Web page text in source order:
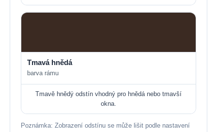
Tmavá hnědá
barva rámu
Tmavě hnědý odstín vhodný pro hnědá nebo tmavší
okna.
Poznámka: Zobrazení odstínu se může lišit podle nastavení